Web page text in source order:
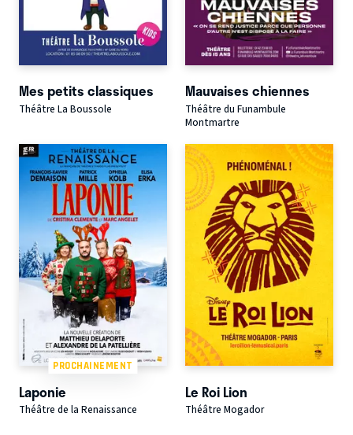
Mes petits classiques
Théâtre La Boussole
Mauvaises chiennes
Théâtre du Funambule
Montmartre
PROCHAINEMENT
Laponie
Théâtre de la Renaissance
Le Roi Lion
Théâtre Mogador